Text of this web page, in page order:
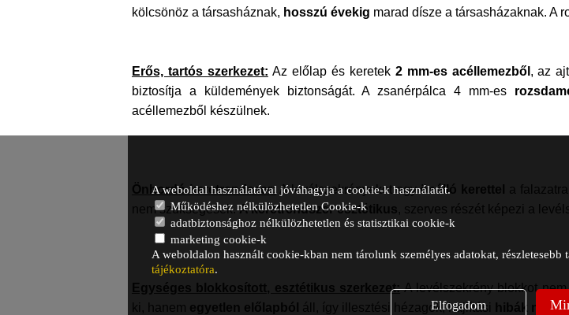
kölcsönöz a társasháznak, hosszú évekig marad dísze a társasházaknak. A
Erős, tartós szerkezet: Az előlap és keretek 2 mm-es acéllemezből , az
biztosítja a küldemények biztonságát. A zsanérpálca 4 mm-es
acéllemezből készülnek.
Önhordó keretrendszer:A levélszekrényeket egyönálló kerettel
a
nem szükségesek.A keretrendszer esztétikus, szerves részét képezi a
Egységes blokkosított, esztétikus szerkezet:A levélszekrény blokkot
ki, hanem egyetlen előlapból áll, így illesztési hézagok, hajlítási hibák nem
A weboldal használatával jóváhagyja a cookie-k használatát.
Működéshez nélkülözhetetlen Cookie-k
adatbiztonsághoz nélkülözhetetlen és statisztikai cookie-k
marketing cookie-k
A weboldalon használt cookie-kban nem tárolunk személyes adatokat, részletesebb
tájékoztatóra.
Elfogadom